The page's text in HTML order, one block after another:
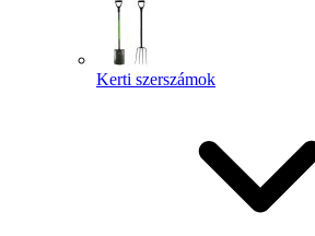
Kerti szerszámok